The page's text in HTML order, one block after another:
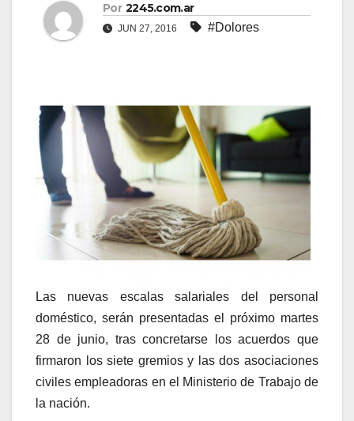
Por 2245.com.ar
JUN 27, 2016 #Dolores
Las nuevas escalas salariales del personal
doméstico, serán presentadas el próximo martes
28 de junio, tras concretarse los acuerdos que
firmaron los siete gremios y las dos asociaciones
civiles empleadoras en el Ministerio de Trabajo de
la nación.